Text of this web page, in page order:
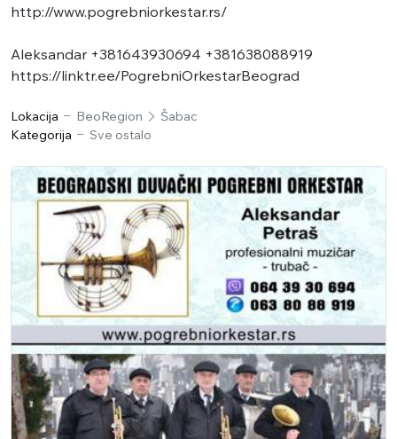
http://www.pogrebniorkestar.rs/
Aleksandar +381643930694 +381638088919
https://linktr.ee/PogrebniOrkestarBeograd
Lokacija BeoRegion
Šabac
Kategorija
Sve ostalo